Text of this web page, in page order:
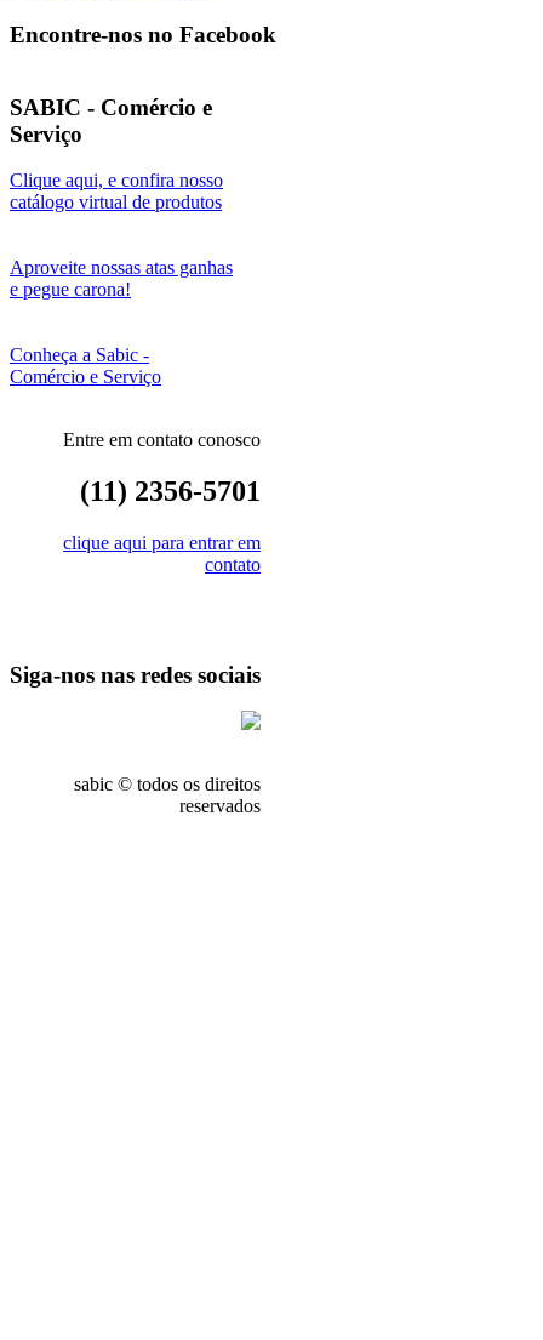
Encontre-nos no Facebook
SABIC - Comércio e
Serviço
Clique aqui, e confira nosso
catálogo virtual de produtos
Aproveite nossas atas ganhas
e pegue carona!
Conheça a Sabic -
Comércio e Serviço
Entre em contato conosco
(11) 2356-5701
clique aqui para entrar em
contato
Siga-nos nas redes sociais
sabic © todos os direitos
reservados